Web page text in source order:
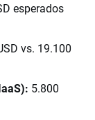
esperados
vs. 19.100
5.800